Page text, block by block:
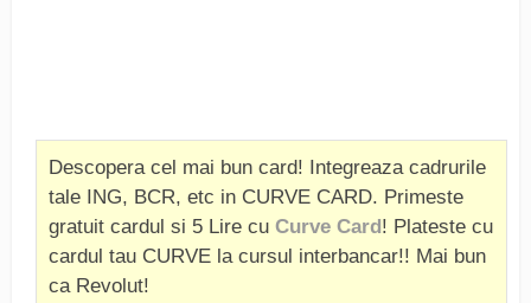
Descopera cel mai bun card! Integreaza cadrurile
tale ING, BCR, etc in CURVE CARD. Primeste
gratuit cardul si 5 Lire cu Curve Card ! Plateste cu
cardul tau CURVE la cursul interbancar!! Mai bun
ca Revolut!